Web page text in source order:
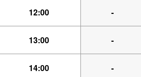
12:00 -
13:00 -
14:00 -